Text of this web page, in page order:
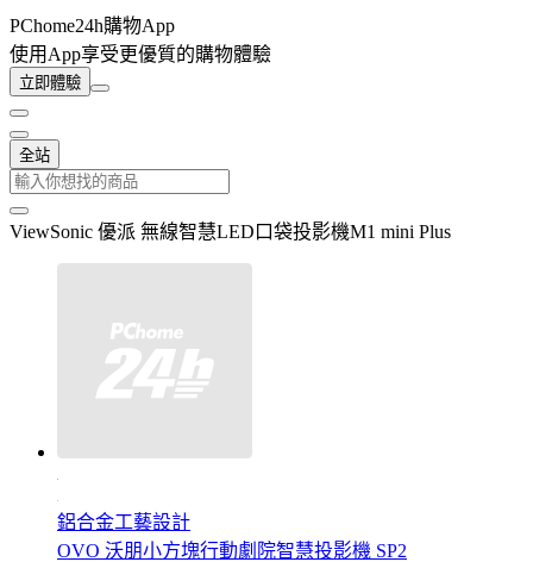
PChome24h購物App
使用App享受更優質的購物體驗
立即體驗
全站
ViewSonic 優派 無線智慧LED口袋投影機M1 mini Plus
鋁合金工藝設計
OVO 沃朋小方塊行動劇院智慧投影機 SP2